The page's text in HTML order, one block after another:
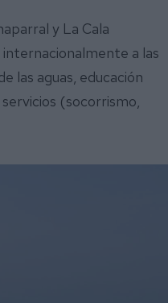
y La Cala
a las
las aguas, educación
(socorrismo,